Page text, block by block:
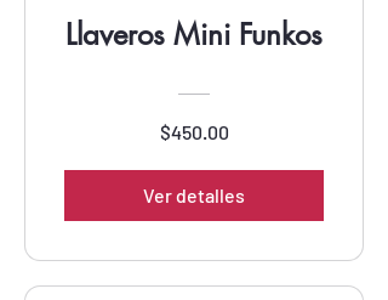
Llaveros Mini Funkos
$450.00
Ver detalles